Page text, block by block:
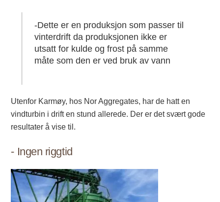
-Dette er en produksjon som passer til
vinterdrift da produksjonen ikke er
utsatt for kulde og frost på samme
måte som den er ved bruk av vann
Utenfor Karmøy, hos Nor Aggregates, har de hatt en
vindturbin i drift en stund allerede. Der er det svært gode
resultater å vise til.
- Ingen riggtid